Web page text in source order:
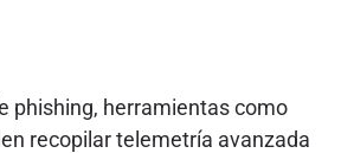
phishing, herramientas como
recopilar telemetría avanzada